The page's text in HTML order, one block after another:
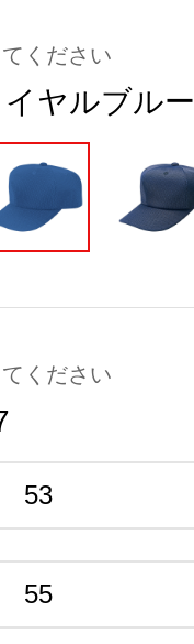
ください
イヤルブルー
ください
53
55